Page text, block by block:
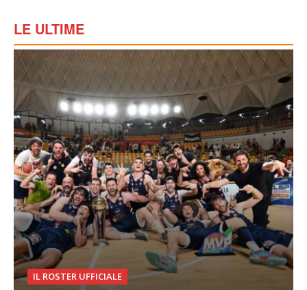
LE ULTIME
IL ROSTER UFFICIALE